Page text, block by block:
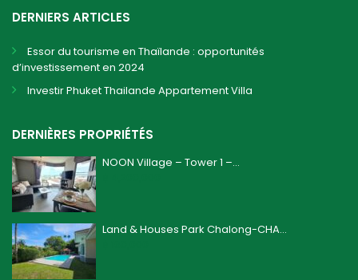
DERNIERS ARTICLES
Essor du tourisme en Thaïlande : opportunités
d’investissement en 2024
Investir Phuket Thailande Appartement Villa
DERNIÈRES PROPRIÉTÉS
NOON Village – Tower 1 –...
Land & Houses Park Chalong-CHA...